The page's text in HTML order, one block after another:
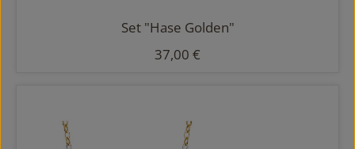
Set "Hase Golden"
Regulärer Preis:
37,00 €